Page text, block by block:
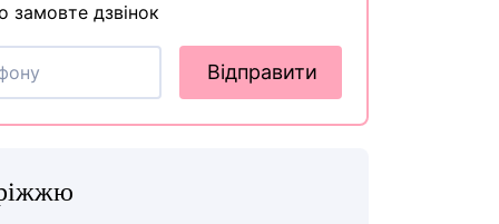
замовте дзвінок
Відправити